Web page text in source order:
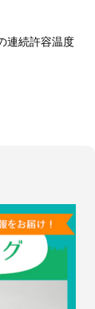
連続許容温度